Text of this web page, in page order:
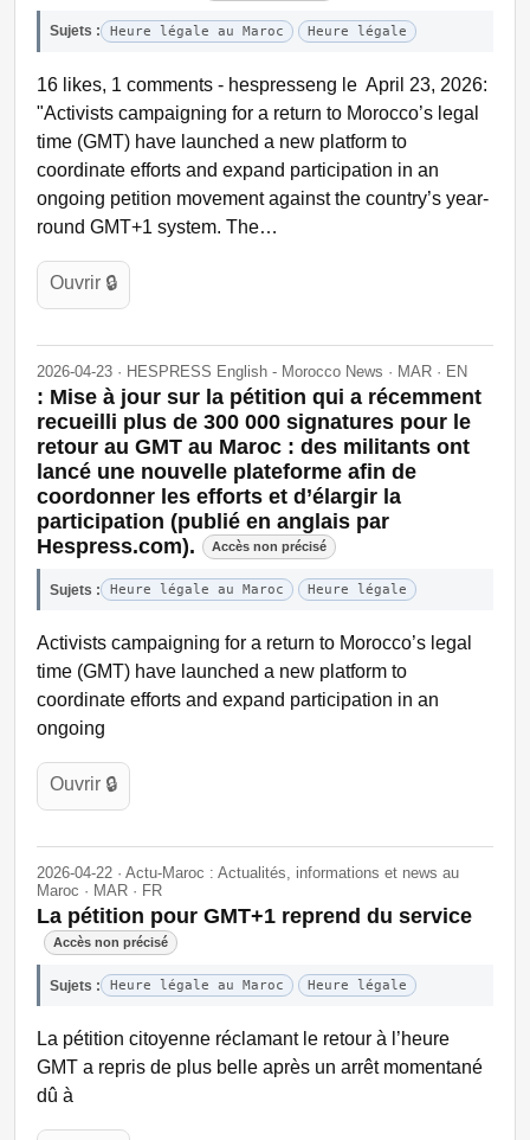
Sujets : Heure légale au Maroc Heure légale
16 likes, 1 comments - hespresseng le April 23, 2026:
"Activists campaigning for a return to Morocco’s legal
time (GMT) have launched a new platform to
coordinate efforts and expand participation in an
ongoing petition movement against the country’s year-
round GMT+1 system. The…
Ouvrir 🔒
2026-04-23 · HESPRESS English - Morocco News · MAR · EN
: Mise à jour sur la pétition qui a récemment
recueilli plus de 300 000 signatures pour le
retour au GMT au Maroc : des militants ont
lancé une nouvelle plateforme afin de
coordonner les efforts et d’élargir la
participation (publié en anglais par
Hespress.com).
Accès non précisé
Sujets : Heure légale au Maroc Heure légale
Activists campaigning for a return to Morocco’s legal
time (GMT) have launched a new platform to
coordinate efforts and expand participation in an
ongoing
Ouvrir 🔒
2026-04-22 · Actu-Maroc : Actualités, informations et news au
Maroc · MAR · FR
La pétition pour GMT+1 reprend du service
Accès non précisé
Sujets : Heure légale au Maroc Heure légale
La pétition citoyenne réclamant le retour à l’heure
GMT a repris de plus belle après un arrêt momentané
dû à